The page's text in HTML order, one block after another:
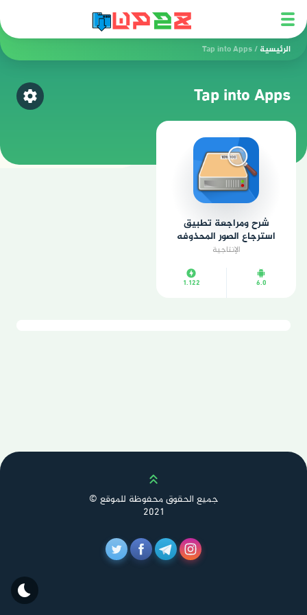
الرئيسية /
Tap into Apps
Tap into Apps اختر
شرح ومراجعة تطبيق
استرجاع الصور المحذوفه
الإنتاجية
6.0
1.122
Scroll up
جميع الحقوق محفوظة للموقع ©
2021